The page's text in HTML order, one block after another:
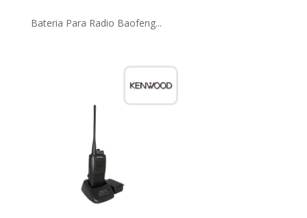
Bateria Para Radio Baofeng...